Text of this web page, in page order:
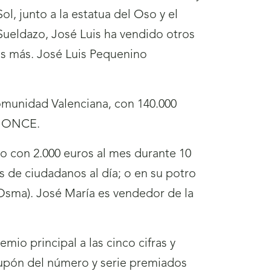
junto a la estatua del Oso y el
José Luis ha vendido otros
más. José Luis Pequenino
Valenciana, con 140.000
con 2.000 euros al mes durante 10
de ciudadanos al día; o en su potro
José María es vendedor de la
principal a las cinco cifras y
del número y serie premiados